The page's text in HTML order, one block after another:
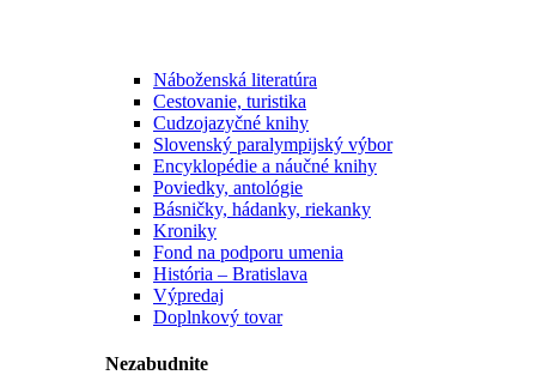
Náboženská literatúra
Cestovanie, turistika
Cudzojazyčné knihy
Slovenský paralympijský výbor
Encyklopédie a náučné knihy
Poviedky, antológie
Básničky, hádanky, riekanky
Kroniky
Fond na podporu umenia
História – Bratislava
Výpredaj
Doplnkový tovar
Nezabudnite